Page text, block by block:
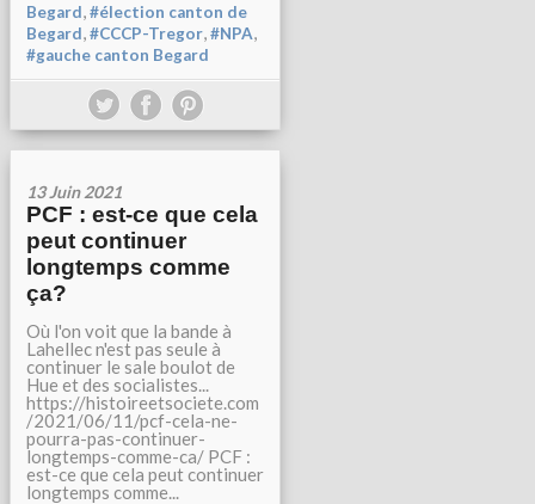
Begard #élection canton de
Begard #CCCP-Tregor #NPA
#gauche canton Begard
13 Juin 2021
PCF : est-ce que cela
peut continuer
longtemps comme
ça?
Où l'on voit que la bande à
Lahellec n'est pas seule à
continuer le sale boulot de
Hue et des socialistes...
https://histoireetsociete.com
/2021/06/11/pcf-cela-ne-
pourra-pas-continuer-
longtemps-comme-ca/ PCF :
est-ce que cela peut continuer
longtemps comme...